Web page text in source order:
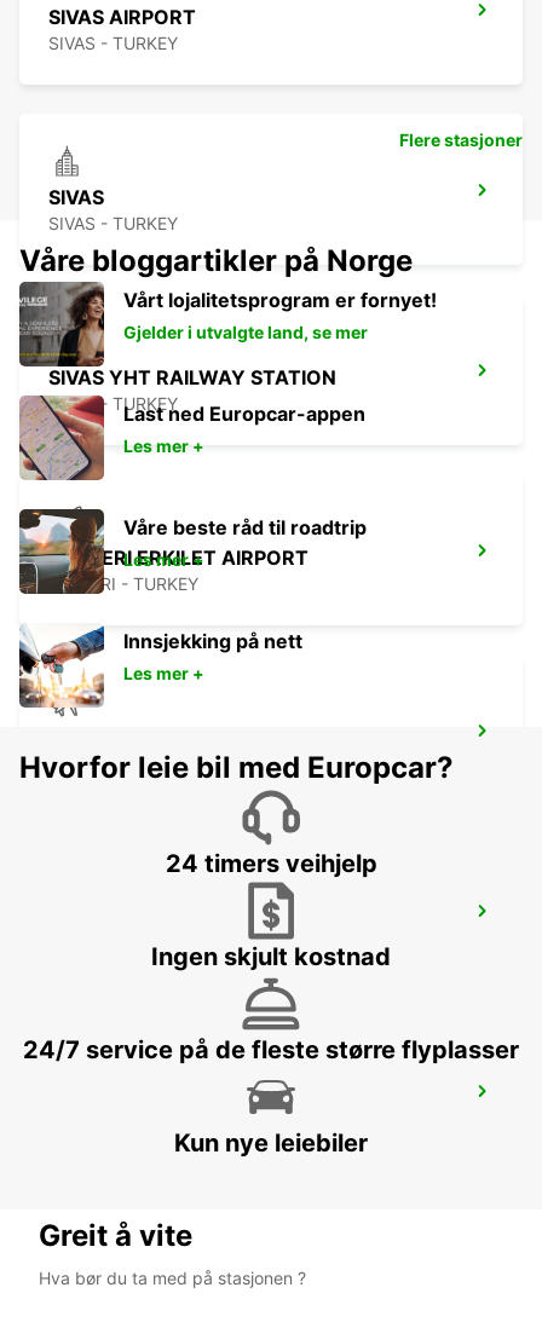
SIVAS AIRPORT
SIVAS - TURKEY
SIVAS
SIVAS - TURKEY
SIVAS YHT RAILWAY STATION
SIVAS - TURKEY
KAYSERI ERKILET AIRPORT
KAYSERI - TURKEY
TRABZON - TURKEY
TRABZON AIRPORT DOMESTIC ARRIVAL
TRABZON - TURKEY
ANKARA ESENBOGA AIRPORT
Flere stasjoner
Våre bloggartikler på Norge
Vårt lojalitetsprogram er fornyet!
Gjelder i utvalgte land, se mer
Last ned Europcar-appen
Les mer +
Våre beste råd til roadtrip
Les mer +
Innsjekking på nett
Les mer +
Hvorfor leie bil med Europcar?
24 timers veihjelp
Ingen skjult kostnad
24/7 service på de fleste større flyplasser
Kun nye leiebiler
Greit å vite
Hva bør du ta med på stasjonen ?